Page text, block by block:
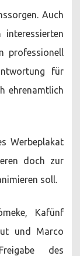
Auch
professionell
für
ehrenamtlich
Werbeplakat
doch zur
soll.
Kafünf
und Marco
des